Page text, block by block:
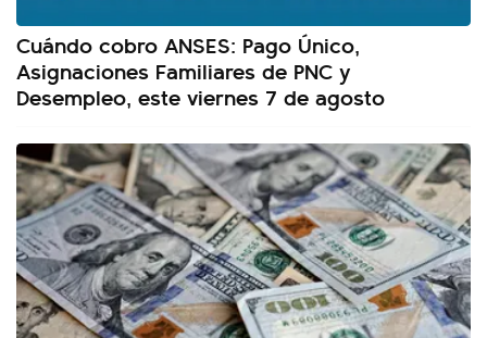
Cuándo cobro ANSES: Pago Único,
Asignaciones Familiares de PNC y
Desempleo, este viernes 7 de agosto